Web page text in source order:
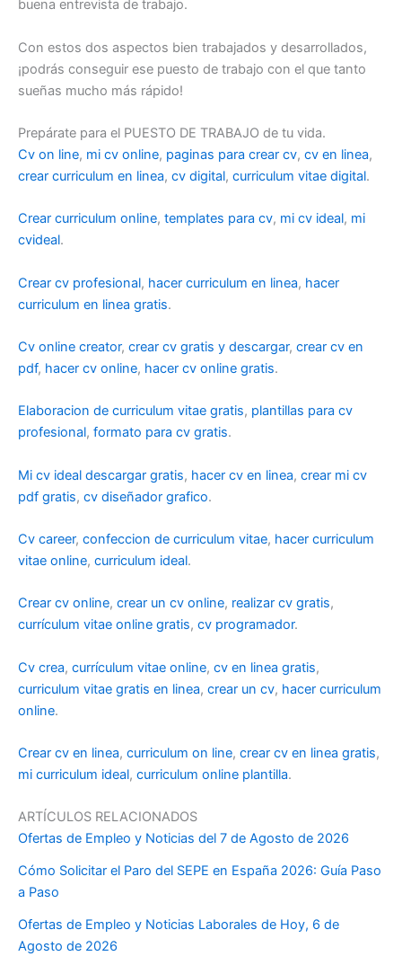
buena entrevista de trabajo.
Con estos dos aspectos bien trabajados y desarrollados,
¡podrás conseguir ese puesto de trabajo con el que tanto
sueñas mucho más rápido!
Prepárate para el PUESTO DE TRABAJO de tu vida.
Cv on line, mi cv online, paginas para crear cv, cv en linea,
crear curriculum en linea, cv digital, curriculum vitae digital.
Crear curriculum online, templates para cv, mi cv ideal, mi
cvideal.
Crear cv profesional, hacer curriculum en linea, hacer
curriculum en linea gratis.
Cv online creator, crear cv gratis y descargar, crear cv en
pdf, hacer cv online, hacer cv online gratis.
Elaboracion de curriculum vitae gratis, plantillas para cv
profesional, formato para cv gratis.
Mi cv ideal descargar gratis, hacer cv en linea, crear mi cv
pdf gratis, cv diseñador grafico.
Cv career, confeccion de curriculum vitae, hacer curriculum
vitae online, curriculum ideal.
Crear cv online, crear un cv online, realizar cv gratis,
currículum vitae online gratis, cv programador.
Cv crea, currículum vitae online, cv en linea gratis,
curriculum vitae gratis en linea, crear un cv, hacer curriculum
online.
Crear cv en linea, curriculum on line, crear cv en linea gratis,
mi curriculum ideal, curriculum online plantilla.
ARTÍCULOS RELACIONADOS
Ofertas de Empleo y Noticias del 7 de Agosto de 2026
Cómo Solicitar el Paro del SEPE en España 2026: Guía Paso
a Paso
Ofertas de Empleo y Noticias Laborales de Hoy, 6 de
Agosto de 2026